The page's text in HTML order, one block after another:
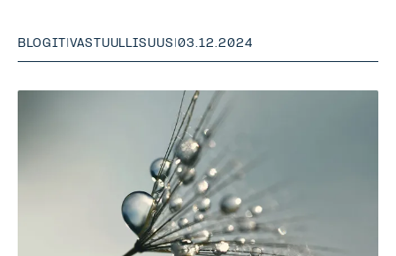
BLOGIT |VASTUULLISUUS |03.12.2024